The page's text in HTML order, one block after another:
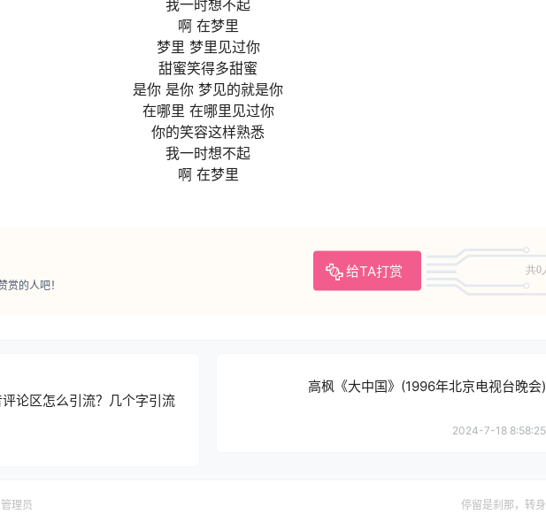
我一时想不起
啊 在梦里
梦里 梦里见过你
甜蜜笑得多甜蜜
是你 是你 梦见的就是你
在哪里 在哪里见过你
你的笑容这样熟悉
我一时想不起
啊 在梦里
给TA打赏 共0
赏的人吧！
论区怎么引流？几个字引流
高枫《大中国》(1996年北京电视台晚会)
2024-7-18 8:58:25
管理员 停留是刹那，转